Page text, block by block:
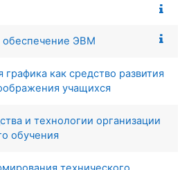
ЭВМ
как средство развития
учащихся
и технологии организации
обучения